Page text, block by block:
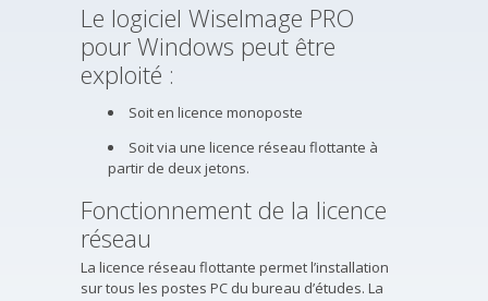
Le logiciel WiseImage PRO
pour Windows peut être
exploité :
Soit en licence monoposte
Soit via une licence réseau flottante à
partir de deux jetons.
Fonctionnement de la licence
réseau
La licence réseau flottante permet l’installation
sur tous les postes PC du bureau d’études. La